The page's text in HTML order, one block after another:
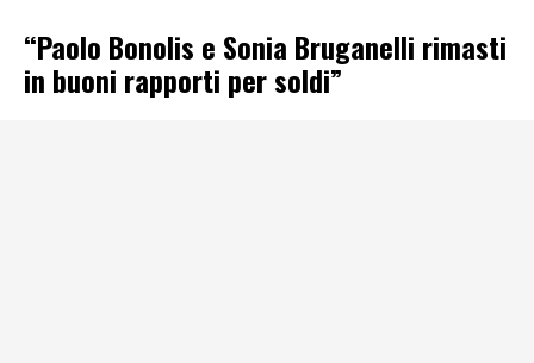
“Paolo Bonolis e Sonia Bruganelli rimasti
in buoni rapporti per soldi”